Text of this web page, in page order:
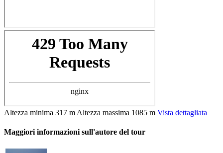
Altezza minima 317 m Altezza massima 1085 m Vista dettagliata
Maggiori informazioni sull'autore del tour